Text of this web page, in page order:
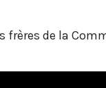
frères de la